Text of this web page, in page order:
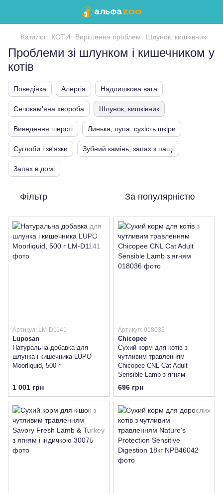
Каталог КОТИ Вирішення проблем Шлунок, кишківник
Проблеми зі шлунком і кишечником у
котів
Поведінка Алергія Надлишкова вага
Сечокам'яна хвороба Шлунок, кишківник
Виведення шерсті Линька, лупа, сухість шкіри
Суглоби і зв'язки Зубний камінь, запах з пащі
Запах в домі
Фільтр За популярністю
Артикул: LM-D1141
Luposan
Натуральна добавка для
шлунка і кишечника LUPO
Moorliquid, 500 г
1 001 грн
Артикул: 018036
Chicopee
Сухий корм для котів з
чутливим травленням
Chicopee CNL Cat Adult
Sensible Lamb з ягням
696 грн